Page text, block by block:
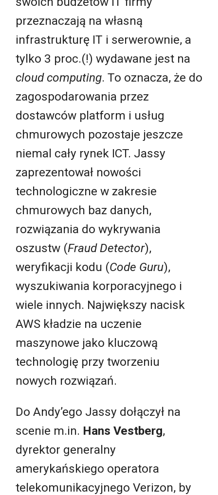
przeznaczają na własną
infrastrukturę IT i serwerownie, a
tylko 3 proc.(!) wydawane jest na
cloud computing. To oznacza, że do
zagospodarowania przez
dostawców platform i usług
chmurowych pozostaje jeszcze
niemal cały rynek ICT. Jassy
zaprezentował nowości
technologiczne w zakresie
chmurowych baz danych,
rozwiązania do wykrywania
oszustw (Fraud Detector),
weryfikacji kodu (Code Guru),
wyszukiwania korporacyjnego i
wiele innych. Największy nacisk
AWS kładzie na uczenie
maszynowe jako kluczową
technologię przy tworzeniu
nowych rozwiązań.
Do Andy’ego Jassy dołączył na
scenie m.in. Hans Vestberg,
dyrektor generalny
amerykańskiego operatora
telekomunikacyjnego Verizon, by